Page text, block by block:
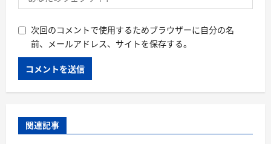
次回のコメントで使用するためブラウザーに自分の名
前、メールアドレス、サイトを保存する。
関連記事